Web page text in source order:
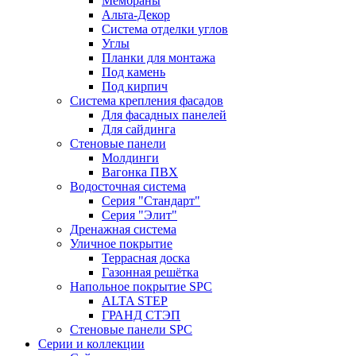
Альта-Декор
Система отделки углов
Углы
Планки для монтажа
Под камень
Под кирпич
Система крепления фасадов
Для фасадных панелей
Для сайдинга
Стеновые панели
Молдинги
Вагонка ПВХ
Водосточная система
Серия "Стандарт"
Серия "Элит"
Дренажная система
Уличное покрытие
Террасная доска
Газонная решётка
Напольное покрытие SPC
ALTA STEP
ГРАНД СТЭП
Стеновые панели SPC
Серии и коллекции